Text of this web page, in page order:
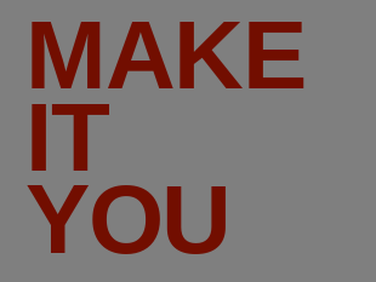
MAKE
IT
YOU